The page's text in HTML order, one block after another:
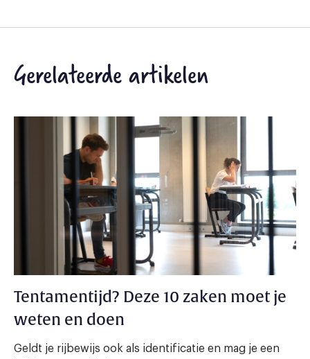
Gerelateerde artikelen
Tentamentijd? Deze 10 zaken moet je
weten en doen
Geldt je rijbewijs ook als identificatie en mag je een